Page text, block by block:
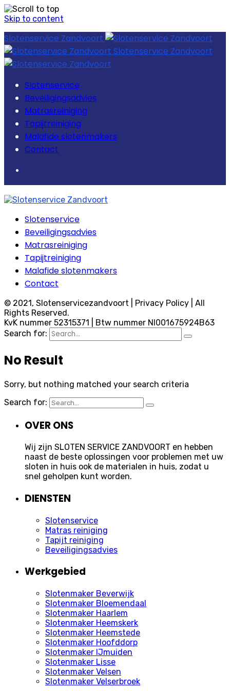
Skip to content
Slotenservice Zandvoort
Slotenservice Zandvoort
Slotenservice
Beveiligingsadvies
Matrasreiniging
Tapijtreiniging
Malafide slotenmakers
Contact
Slotenservice
Beveiligingsadvies
Matrasreiniging
Tapijtreiniging
Malafide slotenmakers
Contact
© 2021, Slotenservicezandvoort | Privacy Policy | All
Rights Reserved.
KvK nummer 52315371 | Btw nummer Nl001675924B63
Search for:
No Result
Sorry, but nothing matched your search criteria
Search for:
OVER ONS
Wij zijn SLOTEN SERVICE ZANDVOORT en hebben
naast de beste oplossingen voor problemen met uw
sloten in huis ook de materialen in huis, zodat u
snel geholpen kunt worden.
DIENSTEN
Slotenservice
Matras reiniging
Tapijt reiniging
Beveiligingsadvies
Werkgebied
Slotenmaker Beverwijk
Slotenmaker Bloemendaal
Slotenmaker Haarlem
Slotenmaker Heemskerk
Slotenmaker Heemstede
Slotenmaker Hoofddorp
Slotenmaker IJmuiden
Slotenmaker Lisse
Slotenmaker Velsen
Slotenmaker Velserbroek